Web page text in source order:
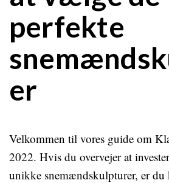
perfekte
er
Velkommen til vores guide om
2022. Hvis du overvejer at
unikke snemændskulpturer, er du